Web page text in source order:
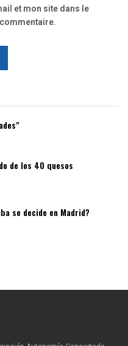
et mon site dans le
de los 40 quesos
se decide en Madrid?